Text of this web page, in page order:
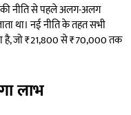
की नीति से पहले अलग-अलग
था। नई नीति के तहत सभी
है, जो ₹21,800 से ₹70,000 तक
लाभ